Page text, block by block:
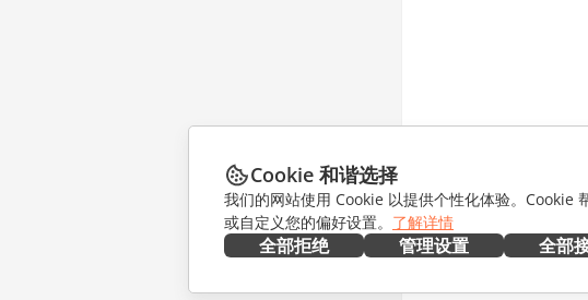
Cookie 和谐选择
我们的网站使用 Cookie 以提供个性化体验。Cookie
或自定义您的偏好设置。 了解详情
全部拒绝 管理设置 全部